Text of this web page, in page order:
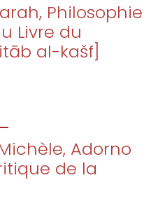
Philosophie
Livre du
al-kašf]
Adorno
de la